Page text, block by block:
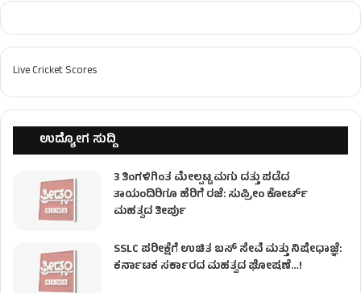
Live Cricket Scores
ಉದ್ಯೋಗ ಸುದ್ದಿ
3 ತಿಂಗಳಿಗಿಂತ ಮೇಲ್ಪಟ್ಟ ಮಗು ದತ್ತು ಪಡೆದ
ತಾಯಂದಿರಿಗೂ ಹೆರಿಗೆ ರಜೆ: ಸುಪ್ರೀಂ ಕೋರ್ಟ್
ಮಹತ್ವದ ತೀರ್ಪು
SSLC ಪರೀಕ್ಷೆಗೆ ಉಚಿತ ಬಸ್ ಸೇವೆ ಮತ್ತು ನಿಷೇಧಾಜ್ಞೆ:
ಕರ್ನಾಟಕ ಸರ್ಕಾರದ ಮಹತ್ವದ ಘೋಷಣೆ…!